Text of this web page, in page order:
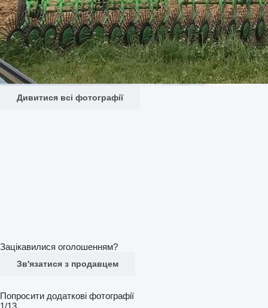
Дивитися всі фотографії
Зацікавилися оголошенням?
Зв'язатися з продавцем
Попросити додаткові фотографії
1/13